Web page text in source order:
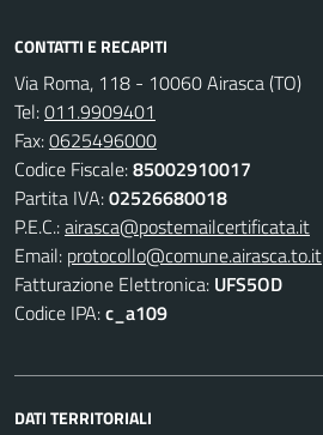
CONTATTI E RECAPITI
Via Roma, 118 - 10060 Airasca (TO)
Tel:011.9909401
Fax:0625496000
Codice Fiscale:85002910017
Partita IVA:02526680018
P.E.C.:airasca@postemailcertificata.it
Email: protocollo@comune.airasca.to.it
Fatturazione Elettronica: UFS5OD
Codice IPA:c_a109
DATI TERRITORIALI